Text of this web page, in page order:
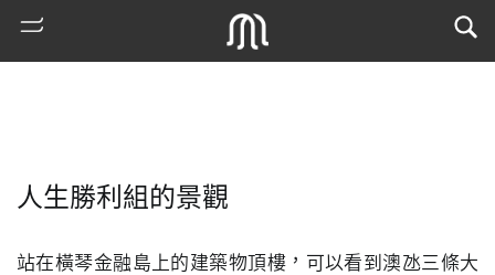
人生勝利組的景觀
站在橫琴金融島上的建築物頂樓，可以看到澳氹三條大